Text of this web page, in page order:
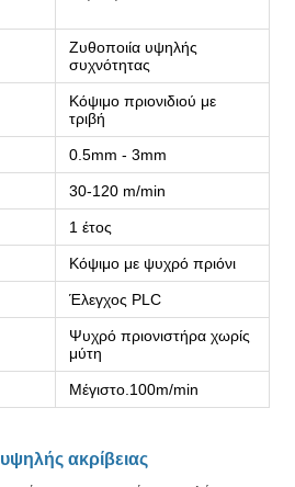
Ζυθοποιία υψηλής
συχνότητας
Κόψιμο πριονιδιού με
τριβή
0.5mm - 3mm
30-120 m/min
1 έτος
Κόψιμο με ψυχρό πριόνι
Έλεγχος PLC
Ψυχρό πριονιστήρα χωρίς
μύτη
Μέγιστο.100m/min
ακρίβειας